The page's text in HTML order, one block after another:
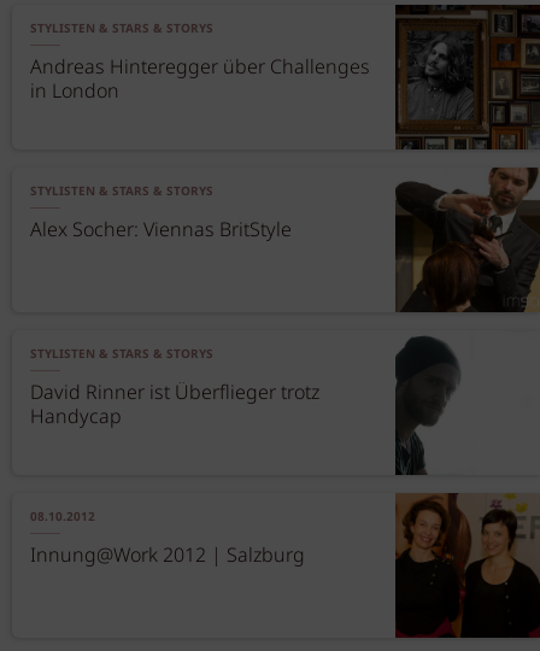
STYLISTEN & STARS & STORYS
Andreas Hinteregger über Challenges
in London
STYLISTEN & STARS & STORYS
Alex Socher: Viennas BritStyle
STYLISTEN & STARS & STORYS
David Rinner ist Überflieger trotz
Handycap
08.10.2012
Innung@Work 2012 | Salzburg